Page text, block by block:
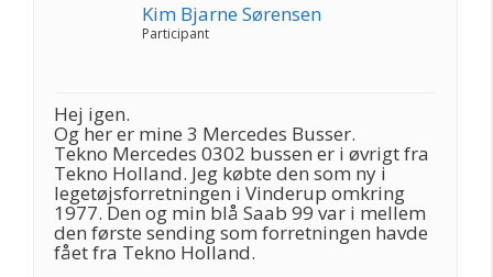
Kim Bjarne Sørensen
Participant
Hej igen.
Og her er mine 3 Mercedes Busser.
Tekno Mercedes 0302 bussen er i øvrigt fra
Tekno Holland. Jeg købte den som ny i
legetøjsforretningen i Vinderup omkring
1977. Den og min blå Saab 99 var i mellem
den første sending som forretningen havde
fået fra Tekno Holland.